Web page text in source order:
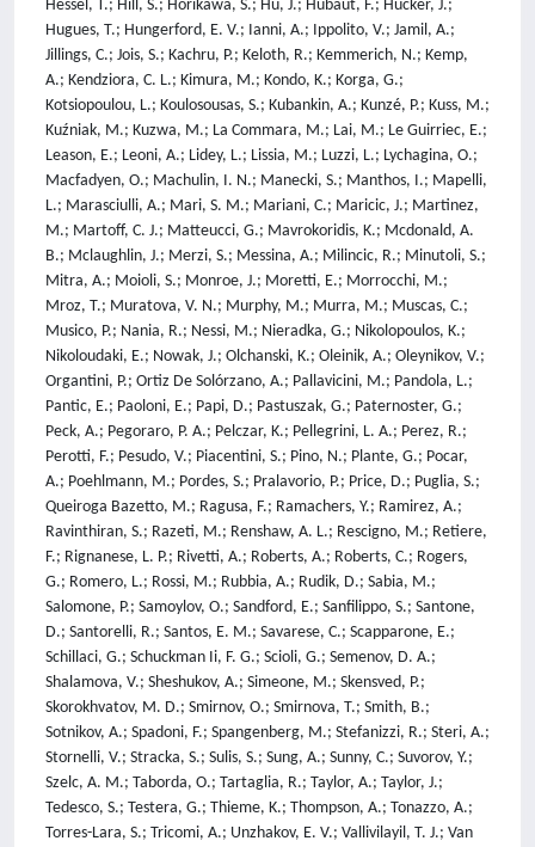
Hessel, T.; Hill, S.; Horikawa, S.; Hu, J.; Hubaut, F.; Hucker, J.;
Hugues, T.; Hungerford, E. V.; Ianni, A.; Ippolito, V.; Jamil, A.;
Jillings, C.; Jois, S.; Kachru, P.; Keloth, R.; Kemmerich, N.; Kemp,
A.; Kendziora, C. L.; Kimura, M.; Kondo, K.; Korga, G.;
Kotsiopoulou, L.; Koulosousas, S.; Kubankin, A.; Kunzé, P.; Kuss, M.;
Kuźniak, M.; Kuzwa, M.; La Commara, M.; Lai, M.; Le Guirriec, E.;
Leason, E.; Leoni, A.; Lidey, L.; Lissia, M.; Luzzi, L.; Lychagina, O.;
Macfadyen, O.; Machulin, I. N.; Manecki, S.; Manthos, I.; Mapelli,
L.; Marasciulli, A.; Mari, S. M.; Mariani, C.; Maricic, J.; Martinez,
M.; Martoff, C. J.; Matteucci, G.; Mavrokoridis, K.; Mcdonald, A.
B.; Mclaughlin, J.; Merzi, S.; Messina, A.; Milincic, R.; Minutoli, S.;
Mitra, A.; Moioli, S.; Monroe, J.; Moretti, E.; Morrocchi, M.;
Mroz, T.; Muratova, V. N.; Murphy, M.; Murra, M.; Muscas, C.;
Musico, P.; Nania, R.; Nessi, M.; Nieradka, G.; Nikolopoulos, K.;
Nikoloudaki, E.; Nowak, J.; Olchanski, K.; Oleinik, A.; Oleynikov, V.;
Organtini, P.; Ortiz De Solórzano, A.; Pallavicini, M.; Pandola, L.;
Pantic, E.; Paoloni, E.; Papi, D.; Pastuszak, G.; Paternoster, G.;
Peck, A.; Pegoraro, P. A.; Pelczar, K.; Pellegrini, L. A.; Perez, R.;
Perotti, F.; Pesudo, V.; Piacentini, S.; Pino, N.; Plante, G.; Pocar,
A.; Poehlmann, M.; Pordes, S.; Pralavorio, P.; Price, D.; Puglia, S.;
Queiroga Bazetto, M.; Ragusa, F.; Ramachers, Y.; Ramirez, A.;
Ravinthiran, S.; Razeti, M.; Renshaw, A. L.; Rescigno, M.; Retiere,
F.; Rignanese, L. P.; Rivetti, A.; Roberts, A.; Roberts, C.; Rogers,
G.; Romero, L.; Rossi, M.; Rubbia, A.; Rudik, D.; Sabia, M.;
Salomone, P.; Samoylov, O.; Sandford, E.; Sanfilippo, S.; Santone,
D.; Santorelli, R.; Santos, E. M.; Savarese, C.; Scapparone, E.;
Schillaci, G.; Schuckman Ii, F. G.; Scioli, G.; Semenov, D. A.;
Shalamova, V.; Sheshukov, A.; Simeone, M.; Skensved, P.;
Skorokhvatov, M. D.; Smirnov, O.; Smirnova, T.; Smith, B.;
Sotnikov, A.; Spadoni, F.; Spangenberg, M.; Stefanizzi, R.; Steri, A.;
Stornelli, V.; Stracka, S.; Sulis, S.; Sung, A.; Sunny, C.; Suvorov, Y.;
Szelc, A. M.; Taborda, O.; Tartaglia, R.; Taylor, A.; Taylor, J.;
Tedesco, S.; Testera, G.; Thieme, K.; Thompson, A.; Tonazzo, A.;
Torres-Lara, S.; Tricomi, A.; Unzhakov, E. V.; Vallivilayil, T. J.; Van